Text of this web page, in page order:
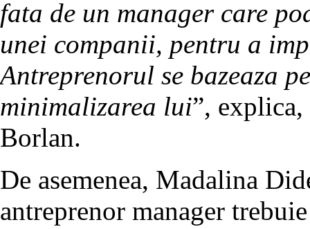
fata de un manager care
unei companii, pentru a
Antreprenorul se bazeaza
minimalizarea lui”,
Borlan.
De asemenea, Madalina
antreprenor manager